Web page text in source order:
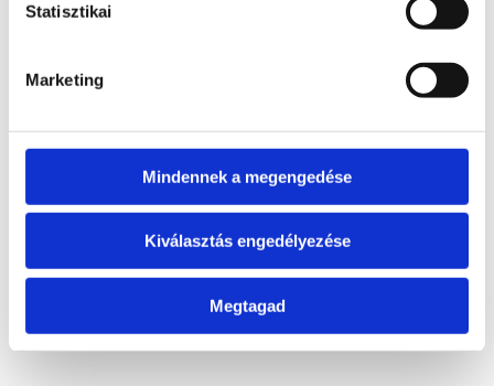
Statisztikai
Marketing
Mindennek a megengedése
Kiválasztás engedélyezése
Megtagad
A modell áráról a
A modell áráról a
letölthető aktuális